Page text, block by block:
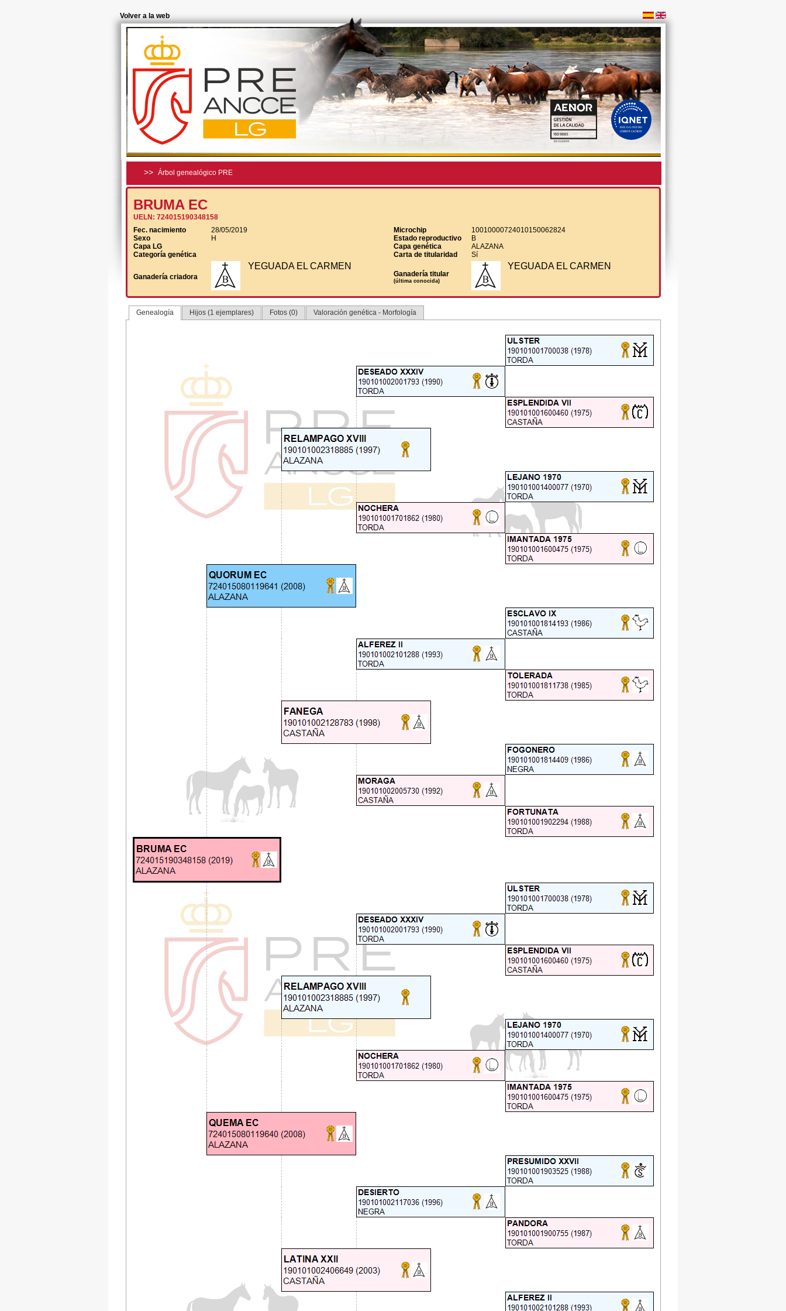
Volver a la web
>> Árbol genealógico PRE
BRUMA EC
UELN: 724015190348158
Fec. nacimiento
28/05/2019 Microchip
10010000724010150062824
Sexo
H Estado reproductivo
B
Capa LG
Capa genética
ALAZANA
Categoría genética
Carta de titularidad Sí
Ganadería criadora
YEGUADA EL CARMEN
Ganadería titular
(última conocida)
YEGUADA EL CARMEN
Genealogía Hijos (1 ejemplares) Fotos (0) Valoración genética - Morfología